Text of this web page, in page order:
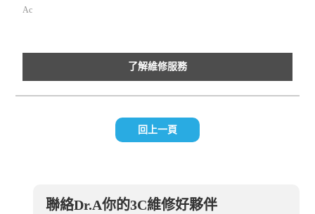
Ac
了解維修服務
回上一頁
聯絡Dr.A你的3C維修好夥伴